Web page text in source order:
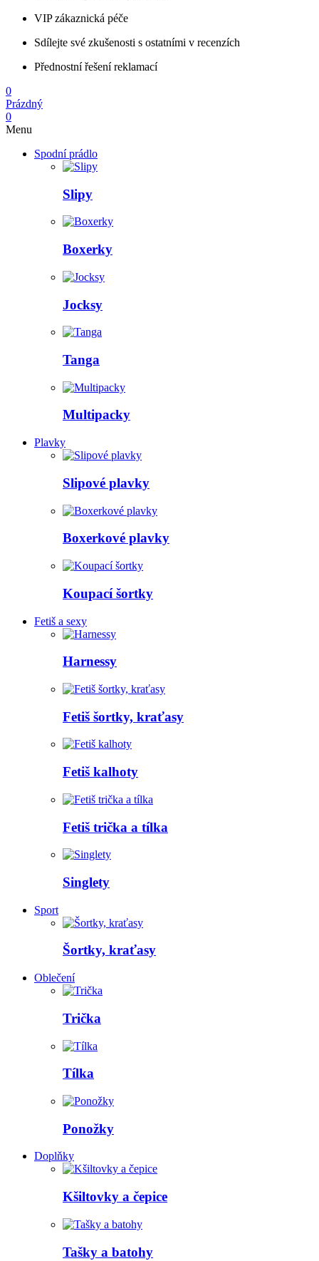
VIP zákaznická péče
Sdílejte své zkušenosti s ostatními v recenzích
Přednostní řešení reklamací
0
Prázdný
0
Menu
Spodní prádlo
Slipy
Boxerky
Jocksy
Tanga
Multipacky
Plavky
Slipové plavky
Boxerkové plavky
Koupací šortky
Fetiš a sexy
Harnessy
Fetiš šortky, kraťasy
Fetiš kalhoty
Fetiš trička a tílka
Singlety
Sport
Šortky, kraťasy
Oblečení
Trička
Tílka
Ponožky
Doplňky
Kšiltovky a čepice
Tašky a batohy